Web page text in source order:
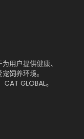
用户提供健康、
饲养环境。
GLOBAL。